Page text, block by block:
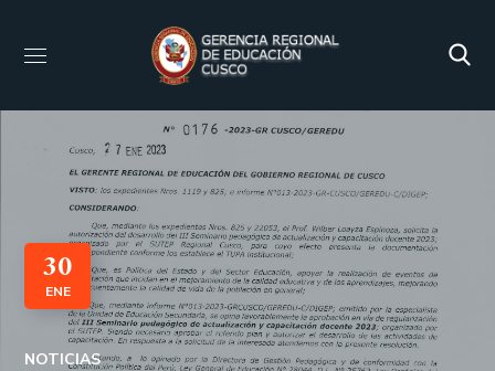
30
ENE
NOTICIAS